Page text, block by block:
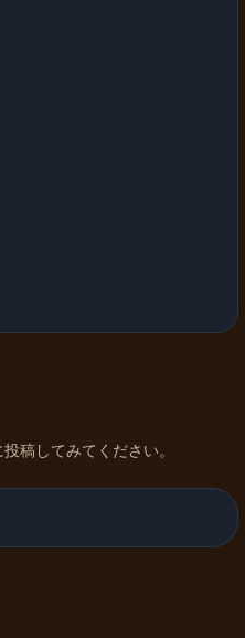
稿してみてください。